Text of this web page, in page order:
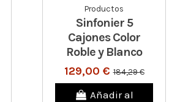
Productos
Sinfonier 5
Cajones Color
Roble y Blanco
129,00 €184,29 €
Añadir al